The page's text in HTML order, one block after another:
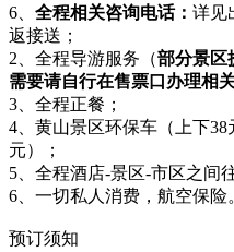
6、 全程相关咨询电话： 详见
返接送；
2、全程导游服务（部分景区
需要请自行在售票口办理相
3、全程正餐；
4、黄山景区环保车（上下
元）；
5、全程酒店-景区-市区之间
6、一切私人消费，航空保险
预订须知